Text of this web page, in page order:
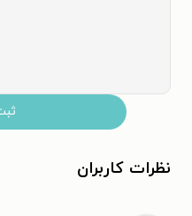
نظرات کاربران